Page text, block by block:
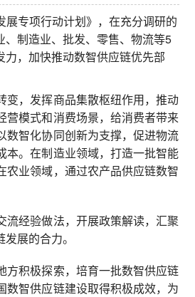
专项行动计划》，在充分调研的
制造业、批发、零售、物流等5
，加快推动数智供应链优先部
变，发挥商品集散枢纽作用，推动
营模式和消费场景，给消费者带来
数智化协同创新为支撑，促进物流
本。在制造业领域，打造一批智能
业领域，通过农产品供应链数智
经验做法，开展政策解读，汇聚
展的合力。
方积极探索，培育一批数智供应链
智供应链建设取得积极成效，为